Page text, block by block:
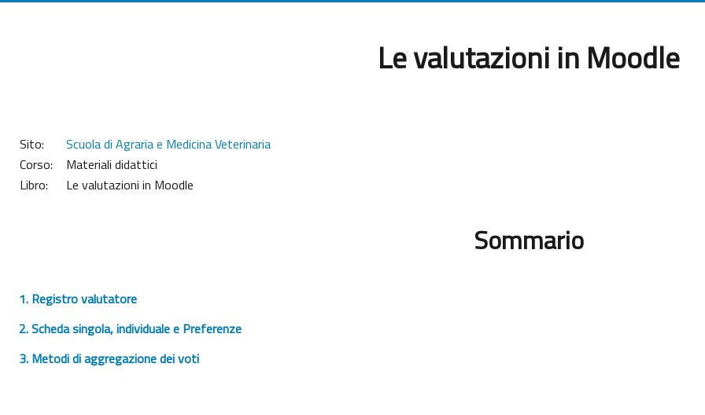
Vai al contenuto principale
Le valutazioni in Moodle
Sito:
Scuola di Agraria e Medicina Veterinaria
Corso:
Materiali didattici
Libro:
Le valutazioni in Moodle
Sommario
1. Registro valutatore
2. Scheda singola, individuale e Preferenze
3. Metodi di aggregazione dei voti